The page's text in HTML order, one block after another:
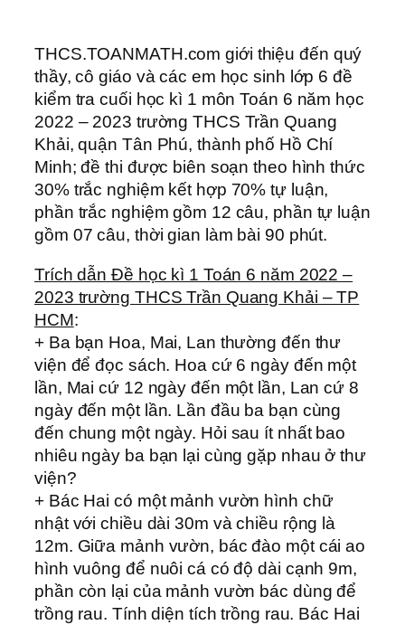
THCS.TOANMATH.com giới thiệu đến quý
thầy, cô giáo và các em học sinh lớp 6 đề
kiểm tra cuối học kì 1 môn Toán 6 năm học
2022 – 2023 trường THCS Trần Quang
Khải, quận Tân Phú, thành phố Hồ Chí
Minh; đề thi được biên soạn theo hình thức
30% trắc nghiệm kết hợp 70% tự luận,
phần trắc nghiệm gồm 12 câu, phần tự luận
gồm 07 câu, thời gian làm bài 90 phút.
Trích dẫn Đề học kì 1 Toán 6 năm 2022 –
2023 trường THCS Trần Quang Khải – TP
HCM:
+ Ba bạn Hoa, Mai, Lan thường đến thư
viện để đọc sách. Hoa cứ 6 ngày đến một
lần, Mai cứ 12 ngày đến một lần, Lan cứ 8
ngày đến một lần. Lần đầu ba bạn cùng
đến chung một ngày. Hỏi sau ít nhất bao
nhiêu ngày ba bạn lại cùng gặp nhau ở thư
viện?
+ Bác Hai có một mảnh vườn hình chữ
nhật với chiều dài 30m và chiều rộng là
12m. Giữa mảnh vườn, bác đào một cái ao
hình vuông để nuôi cá có độ dài cạnh 9m,
phần còn lại của mảnh vườn bác dùng để
trồng rau. Tính diện tích trồng rau. Bác Hai